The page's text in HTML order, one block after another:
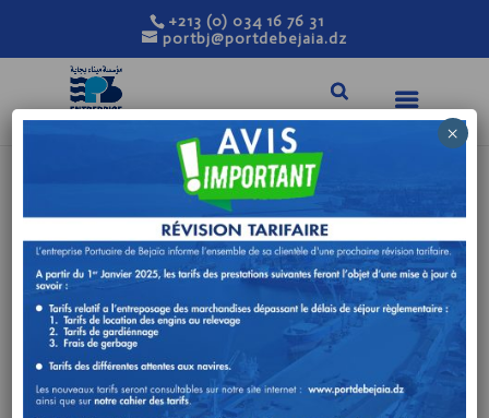
+213 (0) 034 16 76 31
portbj@portdebejaia.dz
AVIS DE
CONSULTATION
N°04/DTD/2026
Mar 19, 2026|Avis de consultation
×